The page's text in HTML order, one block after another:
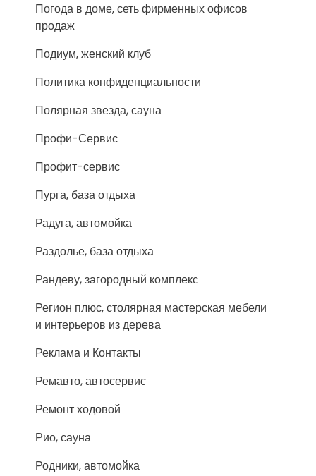
Погода в доме, сеть фирменных офисов
продаж
Подиум, женский клуб
Политика конфиденциальности
Полярная звезда, сауна
Профи-Сервис
Профит-сервис
Пурга, база отдыха
Радуга, автомойка
Раздолье, база отдыха
Рандеву, загородный комплекс
Регион плюс, столярная мастерская мебели
и интерьеров из дерева
Реклама и Контакты
Ремавто, автосервис
Ремонт ходовой
Рио, сауна
Родники, автомойка